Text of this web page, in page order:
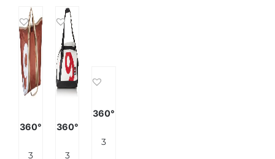
360°
360° Schlepper Mini, braun, Zahl beige
360°
360°
360 Grad Tasche Segeltuch “Schlepper” Rot